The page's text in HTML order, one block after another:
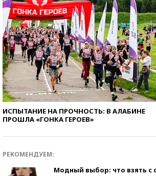
ИСПЫТАНИЕ НА ПРОЧНОСТЬ: В АЛАБИНЕ
ПРОШЛА «ГОНКА ГЕРОЕВ»
РЕКОМЕНДУЕМ:
Модный выбор: что взять с